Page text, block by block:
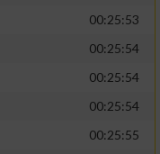
00:25:53
00:25:54
00:25:54
00:25:54
00:25:55